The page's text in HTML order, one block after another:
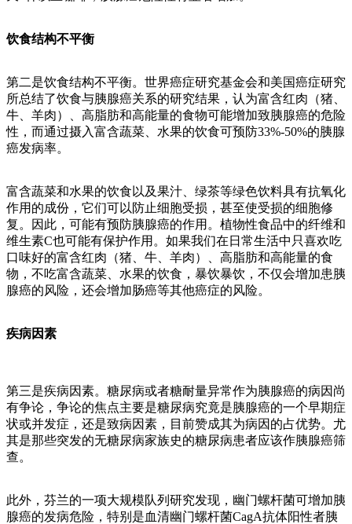
饮食结构不平衡
第二是饮食结构不平衡。世界癌症研究基金会和美国癌症研究
所总结了饮食与胰腺癌关系的研究结果，认为富含红肉（猪、
牛、羊肉）、高脂肪和高能量的食物可能增加致胰腺癌的危险
性，而通过摄入富含蔬菜、水果的饮食可预防33%-50%的胰腺
癌发病率。
富含蔬菜和水果的饮食以及果汁、绿茶等绿色饮料具有抗氧化
作用的成份，它们可以防止细胞受损，甚至使受损的细胞修
复。因此，可能有预防胰腺癌的作用。植物性食品中的纤维和
维生素C也可能有保护作用。如果我们在日常生活中只喜欢吃
口味好的富含红肉（猪、牛、羊肉）、高脂肪和高能量的食
物，不吃富含蔬菜、水果的饮食，暴饮暴饮，不仅会增加患胰
腺癌的风险，还会增加肠癌等其他癌症的风险。
疾病因素
第三是疾病因素。糖尿病或者糖耐量异常作为胰腺癌的病因尚
有争论，争论的焦点主要是糖尿病究竟是胰腺癌的一个早期症
状或并发症，还是致病因素，目前赞成其为病因的占优势。尤
其是那些突发的无糖尿病家族史的糖尿病患者应该作胰腺癌筛
查。
此外，芬兰的一项大规模队列研究发现，幽门螺杆菌可增加胰
腺癌的发病危险，特别是血清幽门螺杆菌CagA抗体阳性者胰